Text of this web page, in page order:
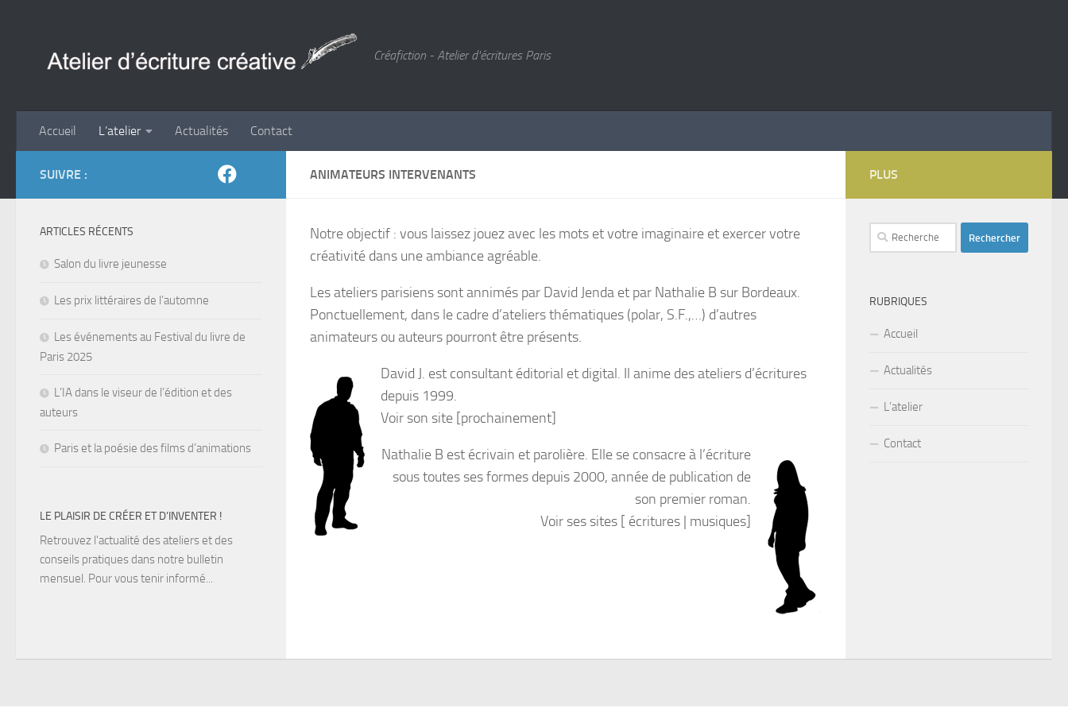
Créafiction - Atelier d'écritures Paris
Accueil L’atelier Actualités Contact
ANIMATEURS INTERVENANTS
Notre objectif : vous laissez jouez avec les mots et votre imaginaire et exercer votre
créativité dans une ambiance agréable.
Les ateliers parisiens sont annimés par David Jenda et par Nathalie B sur Bordeaux.
Ponctuellement, dans le cadre d’ateliers thématiques (polar, S.F.,…) d’autres
animateurs ou auteurs pourront être présents.
David J. est consultant éditorial et digital. Il anime des ateliers d’écritures
depuis 1999.
Voir son site [prochainement]
Nathalie B est écrivain et parolière. Elle se consacre à l’écriture
sous toutes ses formes depuis 2000, année de publication de
son premier roman.
Voir ses sites [ écritures | musiques]
SUIVRE :
ARTICLES RÉCENTS
Salon du livre jeunesse
Les prix littéraires de l’automne
Les événements au Festival du livre de
Paris 2025
L’IA dans le viseur de l’édition et des
auteurs
Paris et la poésie des films d’animations
LE PLAISIR DE CRÉER ET D’INVENTER !
Retrouvez l'actualité des ateliers et des
conseils pratiques dans notre bulletin
mensuel. Pour vous tenir informé...
PLUS
Rechercher :
RUBRIQUES
Accueil
Actualités
L’atelier
Contact